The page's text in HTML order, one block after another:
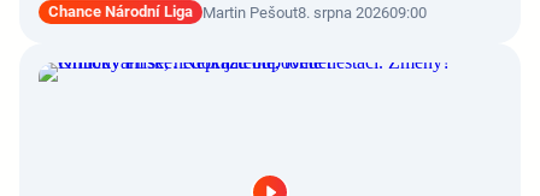
Chance Národní Liga Martin Pešout8. srpna 202609:00